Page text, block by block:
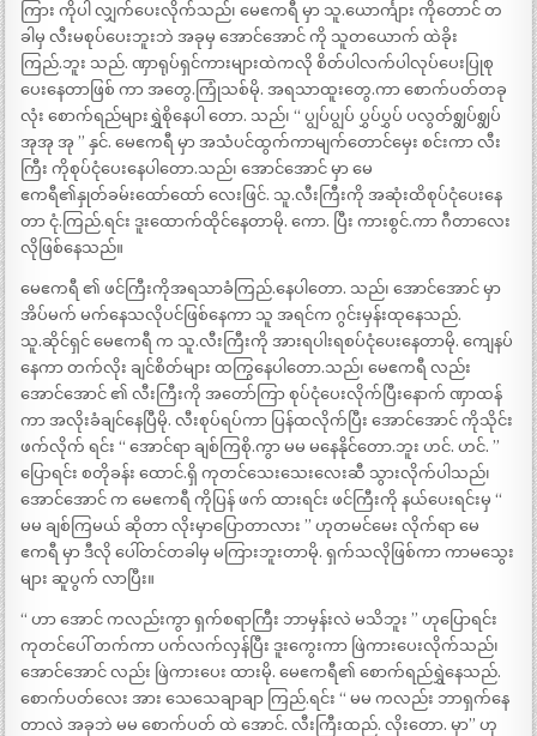
ကြား ကိုပါ လျှက်ပေးလိုက်သည်၊ မေဧကရီ မှာ သူ.ယောင်္ကျား ကိုတောင် တ
ခါမှ လီးမစုပ်ပေးဘူးဘဲ အခုမှ အောင်အောင် ကို သူတယောက် ထဲခိုး
ကြည်.ဘူး သည်. ဏှာရုပ်ရှင်ကားများထဲကလို စိတ်ပါလက်ပါလုပ်ပေးပြုစု
ပေးနေတာဖြစ် ကာ အတွေ.ကြုံသစ်မို. အရသာထူးတွေ.ကာ စောက်ပတ်တခု
လုံး စောက်ရည်များရွှဲစိုနေပါ တော. သည်၊ “ ပျွပ်ပျွပ် ပွှပ်ပွှပ် ပလွတ်ဈွပ်ဈွပ်
အုအု အု ” နှင်. မေဧကရီ မှာ အသံပင်ထွက်ကာမျက်တောင်မှေး စင်းကာ လီး
ကြီး ကိုစုပ်ငုံပေးနေပါတော.သည်၊ အောင်အောင် မှာ မေ
ဧကရီ၏နှုတ်ခမ်းထော်ထော် လေးဖြင်. သူ.လီးကြီးကို အဆုံးထိစုပ်ငုံပေးနေ
တာ ငုံ.ကြည်.ရင်း ဒူးထောက်ထိုင်နေတာမို. ကော. ပြီး ကားစွင်.ကာ ဂီတာလေး
လိုဖြစ်နေသည်။
မေဧကရီ ၏ ဖင်ကြီးကိုအရသာခံကြည်.နေပါတော. သည်၊ အောင်အောင် မှာ
အိပ်မက် မက်နေသလိုပင်ဖြစ်နေကာ သူ အရင်က ဂွင်းမှန်းထုနေသည်.
သူ.ဆိုင်ရှင် မေဧကရီ က သူ.လီးကြီးကို အားရပါးရစပ်ငုံပေးနေတာမို. ကျေနပ်
နေကာ တက်လိုး ချင်စိတ်များ ထကြွနေပါတော.သည်၊ မေဧကရီ လည်း
အောင်အောင် ၏ လီးကြီးကို အတော်ကြာ စုပ်ငုံပေးလိုက်ပြီးနောက် ဏှာထန်
ကာ အလိုးခံချင်နေပြီမို. လီးစုပ်ရပ်ကာ ပြန်ထလိုက်ပြီး အောင်အောင် ကိုသိုင်း
ဖက်လိုက် ရင်း “ အောင်ရာ ချစ်ကြစို.ကွာ မမ မနေနိုင်တော.ဘူး ဟင်. ဟင်. ”
ပြောရင်း စတိုခန်း ထောင်.ရှိ ကုတင်သေးသေးလေးဆီ သွားလိုက်ပါသည်၊
အောင်အောင် က မေဧကရီ ကိုပြန် ဖက် ထားရင်း ဖင်ကြီးကို နယ်ပေးရင်းမှ “
မမ ချစ်ကြမယ် ဆိုတာ လိုးမှာပြောတာလား ” ဟုတမင်မေး လိုက်ရာ မေ
ဧကရီ မှာ ဒီလို ပေါ်တင်တခါမှ မကြားဘူးတာမို. ရှက်သလိုဖြစ်ကာ ကာမသွေး
များ ဆူပွက် လာပြီး။
“ ဟာ အောင် ကလည်းကွာ ရှက်စရာကြီး ဘာမှန်းလဲ မသိဘူး ” ဟုပြောရင်း
ကုတင်ပေါ် တက်ကာ ပက်လက်လှန်ပြီး ဒူးကွေးကာ ဖြဲကားပေးလိုက်သည်၊
အောင်အောင် လည်း ဖြဲကားပေး ထားမို. မေဧကရီ၏ စောက်ရည်ရွှဲနေသည်.
စောက်ပတ်လေး အား သေသေချာချာ ကြည်.ရင်း “ မမ ကလည်း ဘာရှက်နေ
တာလဲ အခုဘဲ မမ စောက်ပတ် ထဲ အောင်. လီးကြီးထည်. လိုးတော. မှာ” ဟု